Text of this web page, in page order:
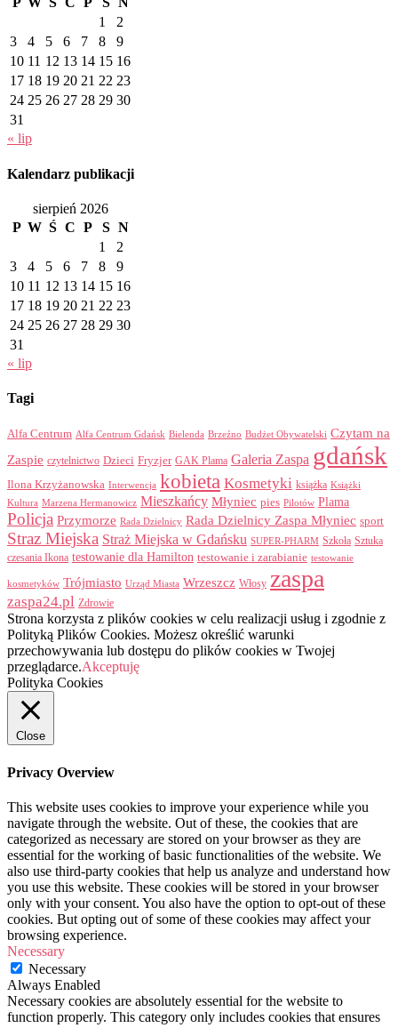
1
2
3
4 5 6 7 8
9
10 11 12 13 14 15 16
17 18 19 20 21 22 23
24 25 26 27 28 29 30
31
« lip
Kalendarz publikacji
sierpień 2026
P W Ś C P S N
1
2
3
4 5 6 7 8
9
10 11 12 13 14 15 16
17 18 19 20 21 22 23
24 25 26 27 28 29 30
31
« lip
Tagi
Alfa Centrum Alfa Centrum Gdańsk Bielenda Brzeźno Budżet Obywatelski Czytam na
Zaspie czytelnictwo Dzieci Fryzjer GAK Plama Galeria Zaspa gdańsk
Ilona Krzyżanowska Interwencja kobieta Kosmetyki książka Książki
Kultura Marzena Hermanowicz Mieszkańcy Młyniec pies Pilotów Plama
Policja Przymorze Rada Dzielnicy Rada Dzielnicy Zaspa Młyniec sport
Straz Miejska Straż Miejska w Gdańsku SUPER-PHARM Szkoła Sztuka
czesania Ikona testowanie dla Hamilton testowanie i zarabianie testowanie
kosmetyków Trójmiasto Urząd Miasta Wrzeszcz Włosy zaspa
zaspa24.pl Zdrowie
Strona korzysta z plików cookies w celu realizacji usług i zgodnie z
Polityką Plików Cookies. Możesz określić warunki
przechowywania lub dostępu do plików cookies w Twojej
przeglądarce.Akceptuję
Polityka Cookies
Close
Privacy Overview
This website uses cookies to improve your experience while you
navigate through the website. Out of these, the cookies that are
categorized as necessary are stored on your browser as they are
essential for the working of basic functionalities of the website. We
also use third-party cookies that help us analyze and understand how
you use this website. These cookies will be stored in your browser
only with your consent. You also have the option to opt-out of these
cookies. But opting out of some of these cookies may affect your
browsing experience.
Necessary
Necessary
Always Enabled
Necessary cookies are absolutely essential for the website to
function properly. This category only includes cookies that ensures